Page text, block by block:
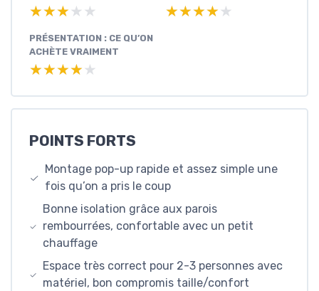
★★★★★
★★★★★ ★★★★★
★★★★★
PRÉSENTATION : CE QU’ON
ACHÈTE VRAIMENT
★★★★★
★★★★★
POINTS FORTS
Montage pop-up rapide et assez simple une
fois qu’on a pris le coup
Bonne isolation grâce aux parois
rembourrées, confortable avec un petit
chauffage
Espace très correct pour 2-3 personnes avec
matériel, bon compromis taille/confort